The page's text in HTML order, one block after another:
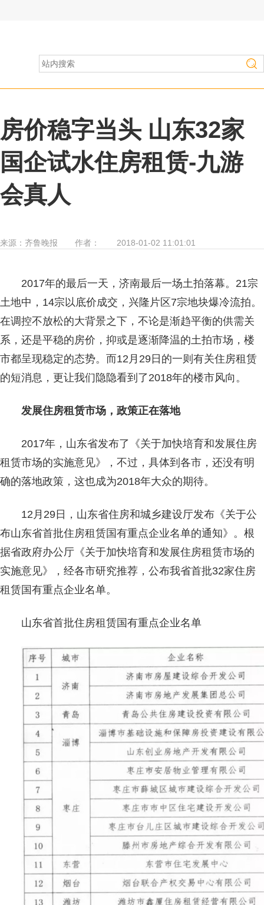
房价稳字当头 山东32家
国企试水住房租赁-九游
会真人
来源： 齐鲁晚报 作者： 2018-01-02 11:01:01
2017年的最后一天，济南最后一场土拍落幕。21宗
土地中，14宗以底价成交，兴隆片区7宗地块爆冷流拍。
在调控不放松的大背景之下，不论是渐趋平衡的供需关
系，还是平稳的房价，抑或是逐渐降温的土拍市场，楼
市都呈现稳定的态势。而12月29日的一则有关住房租赁
的短消息，更让我们隐隐看到了2018年的楼市风向。
发展住房租赁市场，政策正在落地
2017年，山东省发布了《关于加快培育和发展住房
租赁市场的实施意见》，不过，具体到各市，还没有明
确的落地政策，这也成为2018年大众的期待。
12月29日，山东省住房和城乡建设厅发布《关于公
布山东省首批住房租赁国有重点企业名单的通知》。根
据省政府办公厅《关于加快培育和发展住房租赁市场的
实施意见》，经各市研究推荐，公布我省首批32家住房
租赁国有重点企业名单。
山东省首批住房租赁国有重点企业名单